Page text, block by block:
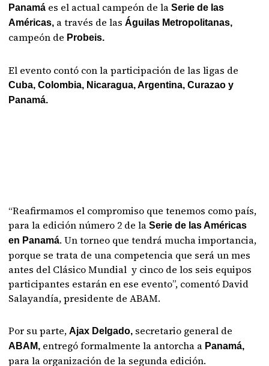
Panamá es el actual campeón de laSerie de las
Américas, a través de las Águilas Metropolitanas,
campeón de Probeis.
El evento contó con la participación de las ligas de
Cuba, Colombia, Nicaragua, Argentina, Curazao y
Panamá.
“Reafirmamos el compromiso que tenemos como país,
para la edición número 2 de laSerie de las Américas
en Panamá. Un torneo que tendrá mucha importancia,
porque se trata de una competencia que será un mes
antes del Clásico Mundial y cinco de los seis equipos
participantes estarán en ese evento”, comentó David
Salayandía, presidente de ABAM.
Por su parte,Ajax Delgado, secretario general de
ABAM, entregó formalmente la antorcha a Panamá,
para la organización de la segunda edición.